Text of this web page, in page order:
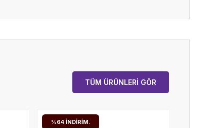
TÜM ÜRÜNLERİ GÖR
%64 İNDIRIM.